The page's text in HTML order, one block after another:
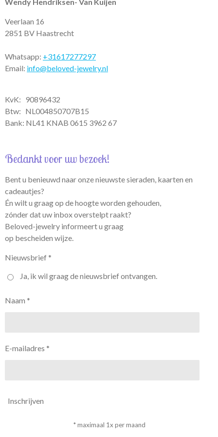
m
Veerlaan 16
2851 BV Haastrecht
Whatsapp: +31617277297
Email: info@beloved-jewelry.nl
KvK: 90896432
Btw: NL004850707B15
Bank: NL41 KNAB 0615 3962 67
Bedankt voor uw bezoek!
Bent u benieuwd naar onze nieuwste sieraden, kaarten en
cadeautjes?
Én wilt u graag op de hoogte worden gehouden,
zónder dat uw inbox overstelpt raakt?
Beloved-jewelry informeert u graag
op bescheiden wijze.
Nieuwsbrief *
Ja, ik wil graag de nieuwsbrief ontvangen.
Naam *
E-mailadres *
Inschrijven
* maximaal 1x per maand